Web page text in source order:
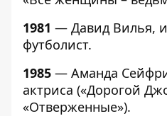
1981 — Давид Вилья,
футболист.
1985 — Аманда
актриса («Дорогой
«Отверженные»).